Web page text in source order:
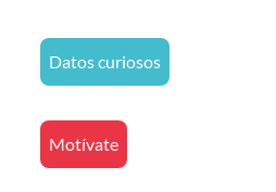
Datos curiosos
Motívate